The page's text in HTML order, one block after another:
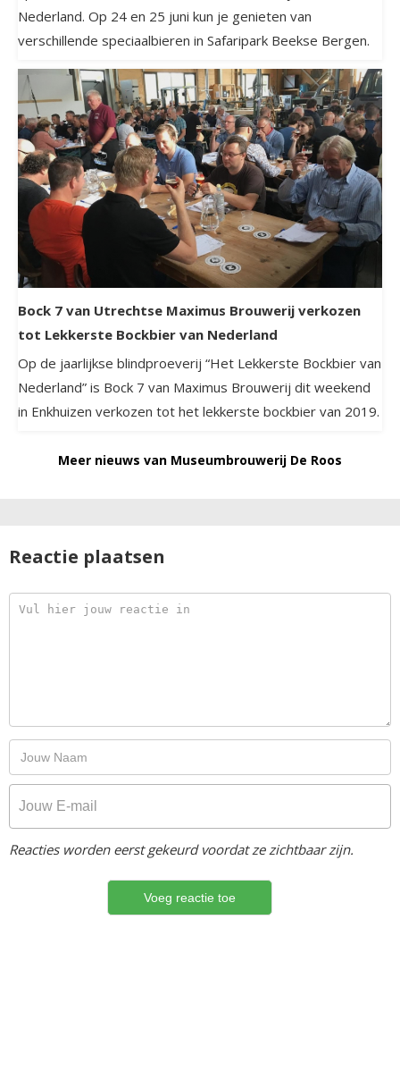
Nederland. Op 24 en 25 juni kun je genieten van
verschillende speciaalbieren in Safaripark Beekse Bergen.
Bock 7 van Utrechtse Maximus Brouwerij verkozen
tot Lekkerste Bockbier van Nederland
Op de jaarlijkse blindproeverij “Het Lekkerste Bockbier van
Nederland” is Bock 7 van Maximus Brouwerij dit weekend
in Enkhuizen verkozen tot het lekkerste bockbier van 2019.
Meer nieuws van Museumbrouwerij De Roos
Reactie plaatsen
Reacties worden eerst gekeurd voordat ze zichtbaar zijn.